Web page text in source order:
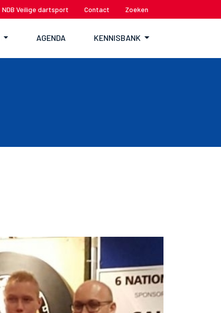
NDB Veilige dartsport Contact Zoeken
AGENDA KENNISBANK